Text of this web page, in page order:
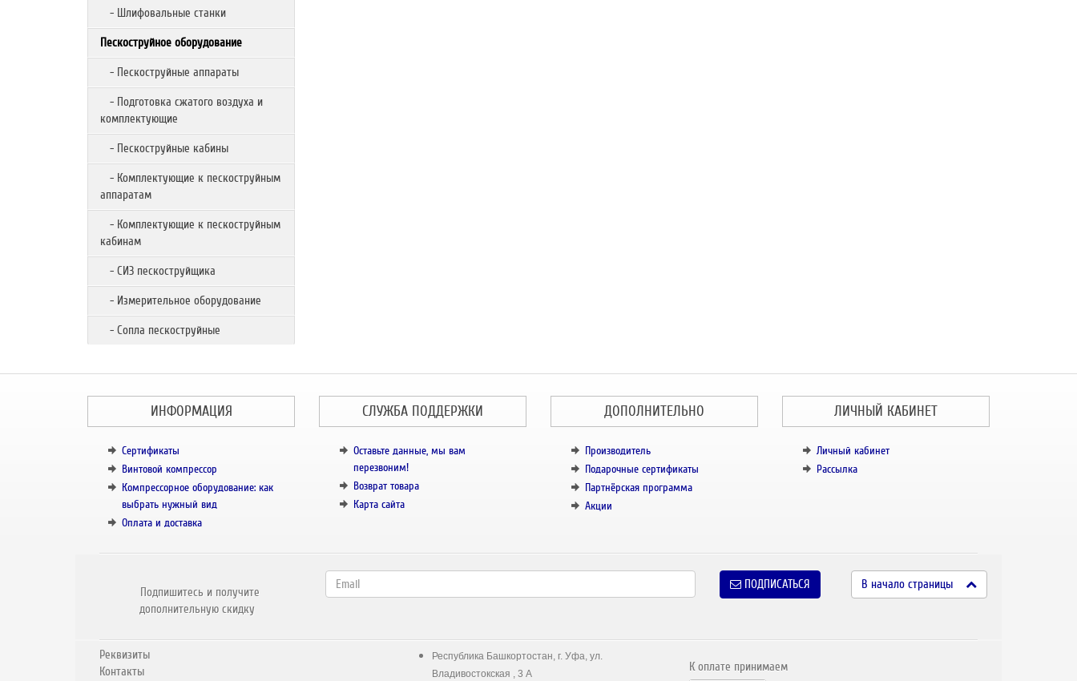
- Шлифовальные станки
Пескоструйное оборудование
- Пескоструйные аппараты
- Подготовка сжатого воздуха и
комплектующие
- Пескоструйные кабины
- Комплектующие к пескоструйным
аппаратам
- Комплектующие к пескоструйным
кабинам
- СИЗ пескоструйщика
- Измерительное оборудование
- Сопла пескоструйные
ИНФОРМАЦИЯ
Сертификаты
Винтовой компрессор
Компрессорное оборудование: как
выбрать нужный вид
Оплата и доставка
СЛУЖБА ПОДДЕРЖКИ
Оставьте данные, мы вам
перезвоним!
Возврат товара
Карта сайта
ДОПОЛНИТЕЛЬНО
Производитель
Подарочные сертификаты
Партнёрская программа
Акции
ЛИЧНЫЙ КАБИНЕТ
Личный кабинет
Рассылка
Подпишитесь и получите
дополнительную скидку
ПОДПИСАТЬСЯ В начало страницы
Реквизиты
Контакты
Республика Башкортостан, г. Уфа, ул.
Владивостокская , 3 А
К оплате принимаем